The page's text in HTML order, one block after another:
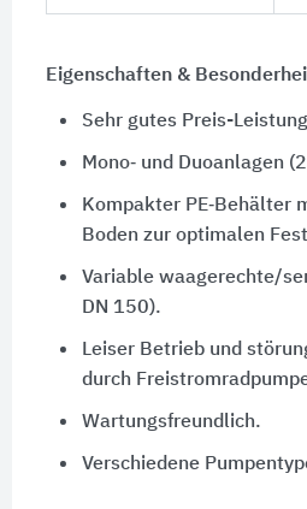
Eigenschaften &
Sehr gutes Preis-
Mono‑ und Duoanlagen
Kompakter PE‑Behälter
Boden zur optimalen
Variable waagerechte/
DN 150).
Leiser Betrieb und
durch
Wartungsfreundlich.
Verschiedene